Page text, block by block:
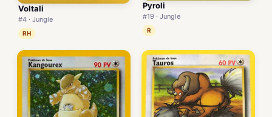
Voltali
#4 · Jungle
RH
Pyroli
#19 · Jungle
R